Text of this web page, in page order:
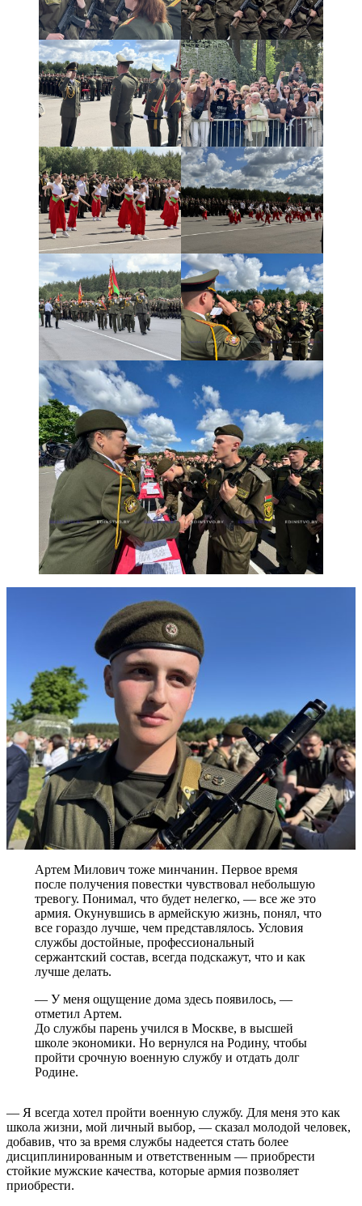
Артем Милович тоже минчанин. Первое время
после получения повестки чувствовал небольшую
тревогу. Понимал, что будет нелегко, — все же это
армия. Окунувшись в армейскую жизнь, понял, что
все гораздо лучше, чем представлялось. Условия
службы достойные, профессиональный
сержантский состав, всегда подскажут, что и как
лучше делать.
— У меня ощущение дома здесь появилось, —
отметил Артем.
До службы парень учился в Москве, в высшей
школе экономики. Но вернулся на Родину, чтобы
пройти срочную военную службу и отдать долг
Родине.
— Я всегда хотел пройти военную службу. Для меня это как
школа жизни, мой личный выбор, — сказал молодой человек,
добавив, что за время службы надеется стать более
дисциплинированным и ответственным — приобрести
стойкие мужские качества, которые армия позволяет
приобрести.